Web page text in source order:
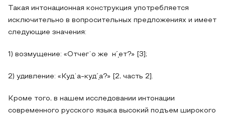
Такая интонационная конструкция употребляется
исключительно в вопросительных предложениях и имеет
следующие значения:
1) возмущение: «Отчегˈо же н´̗ет?» [3];
2) удивление: «Кудˈа-куд´̗а?» [2, часть 2].
Кроме того, в нашем исследовании интонации
современного русского языка высокий подъем широкого